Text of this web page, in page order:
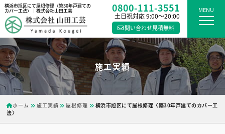
横浜市旭区にて屋根修理〈築30年戸建ての
カバー工法〉｜株式会社山田工芸 0800-111-3551
土日祝対応 9:00〜20:00
問い合わせ見積無料
MENU
施工実績
ホーム 施工実績 屋根修理
横浜市旭区にて屋根修理〈築30年戸建てのカバー工
法〉